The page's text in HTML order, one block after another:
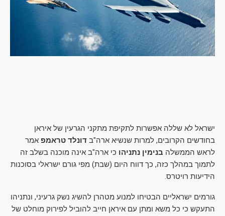
ישראל לא שללה אפשרות לתקיפת מתקני הגרעין של איראן
בחודשים הקרובים, למרות שנשיא ארה"ב דונלד טראמפ אמר
לראש הממשלה בנימין נתניהו כי ארה"ב אינה מוכנה בשלב זה
לתמוך במהלך כזה, כך דווח היום (שבת) מפי גורם ישראלי בסוכנות
הידיעות רויטרס.
גורמים ישראליים הבטיחו למנוע מטהרן להשיג נשק גרעיני, ונתניהו
התעקש כי כל משא ומתן עם איראן חייב להוביל לפירוק מוחלט של